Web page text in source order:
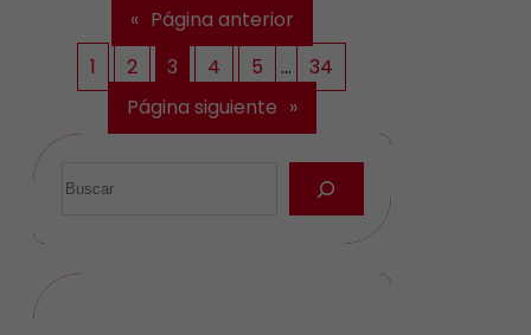
« Página anterior
1
2 3 4 5 …
34
Página siguiente »